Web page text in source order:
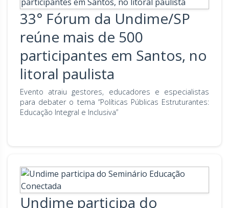
33° Fórum da Undime/SP
reúne mais de 500
participantes em Santos, no
litoral paulista
Evento atraiu gestores, educadores e especialistas
para debater o tema “Políticas Públicas Estruturantes:
Educação Integral e Inclusiva”
Undime participa do